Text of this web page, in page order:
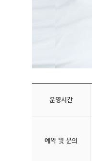
운영시간
예약 및 문의